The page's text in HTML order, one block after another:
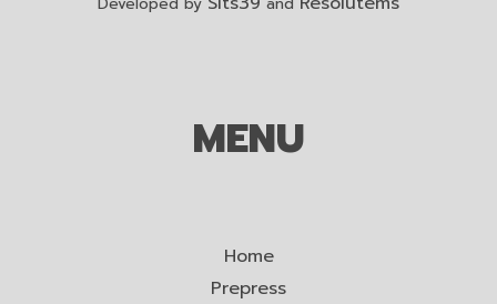
MENU
Home
Prepress